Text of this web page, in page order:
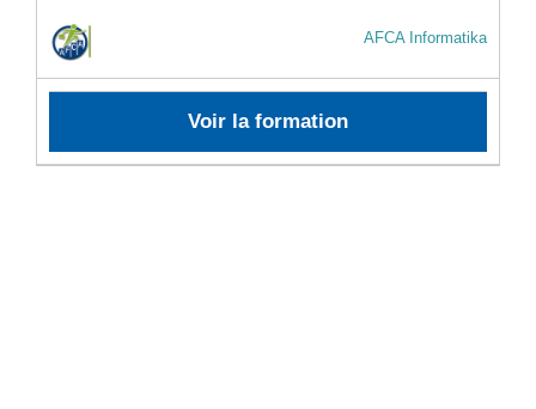
AFCA Informatika
Voir la formation